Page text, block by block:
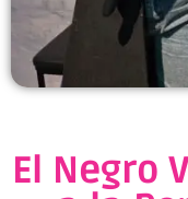
El Negro